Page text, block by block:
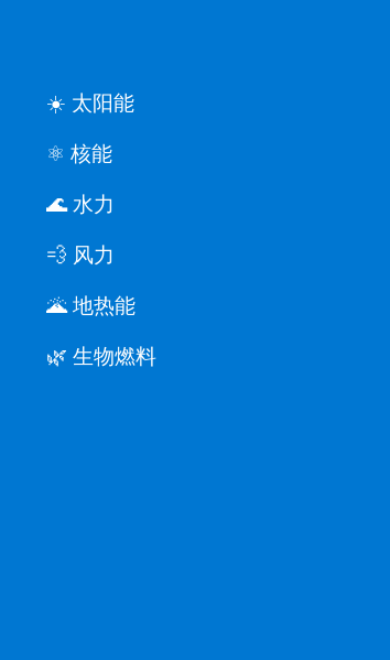
☀️ 太阳能
⚛️ 核能
🌊 水力
💨 风力
🌋 地热能
🌿 生物燃料